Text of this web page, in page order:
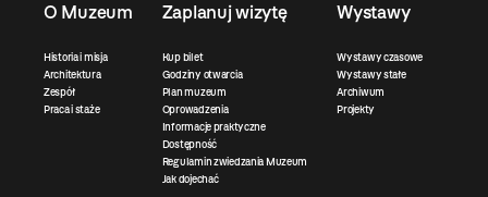
O Muzeum
Historia i misja
Architektura
Zespół
Praca i staże
Zaplanuj wizytę
Kup bilet
Godziny otwarcia
Plan muzeum
Oprowadzenia
Informacje praktyczne
Dostępność
Regulamin zwiedzania Muzeum
Jak dojechać
Wystawy
Wystawy czasowe
Wystawy stałe
Archiwum
Projekty